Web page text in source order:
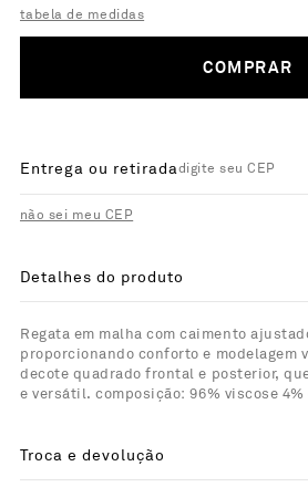
tabela de medidas
COMPRAR
Entrega ou retirada
não sei meu CEP
Detalhes do produto
Regata em malha com caimento
proporcionando conforto e modelagem
decote quadrado frontal e posterior,
e versátil. composição: 96% viscose
Troca e devolução